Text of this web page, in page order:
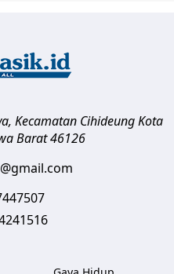
Kecamatan CihideungKota
Barat 46126